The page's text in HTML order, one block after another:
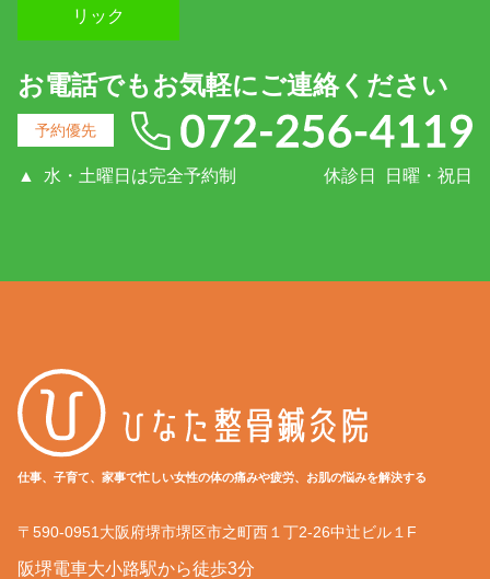
リック
お電話でもお気軽にご連絡ください
予約優先
▲ 水・土曜日は完全予約制 休診日 日曜・祝日
仕事、子育て、家事で忙しい女性の体の痛みや疲労、お肌の悩みを解決する
〒590-0951 大阪府堺市堺区市之町西１丁2-26中辻ビル１F
阪堺電車大小路駅から徒歩3分